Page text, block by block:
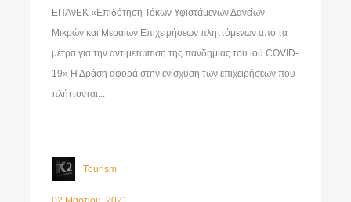
ΕΠΑνΕΚ «Επιδότηση Τόκων Υφιστάμενων Δανείων
Μικρών και Μεσαίων Επιχειρήσεων πληττόμενων από τα
μέτρα για την αντιμετώπιση της πανδημίας του ιού COVID-
19» Η Δράση αφορά στην ενίσχυση των επιχειρήσεων που
πλήττονται...
Tourism